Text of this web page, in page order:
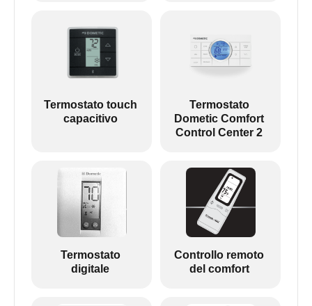
Termostato touch
capacitivo
Termostato
Dometic Comfort
Control Center 2
Termostato
digitale
Controllo remoto
del comfort